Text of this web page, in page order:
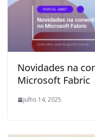
Novidades na
Microsoft Fabric
julho 14, 2025